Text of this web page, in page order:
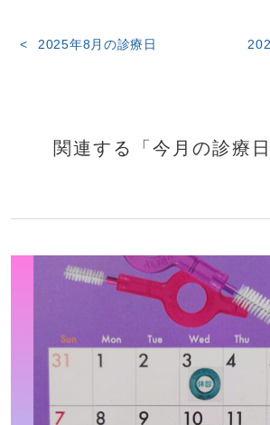
2025年8月の診療日
関連する「今月の診療